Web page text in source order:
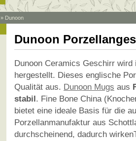
» Dunoon
Dunoon
Dunoon Ceramics Geschirr
hergestellt. Dieses englische
Qualität aus. Dunoon Mugs aus
stabil. Fine Bone China
bietet eine ideale Basis für die
Porzellanmanufaktur aus
durchscheinend, dadurch